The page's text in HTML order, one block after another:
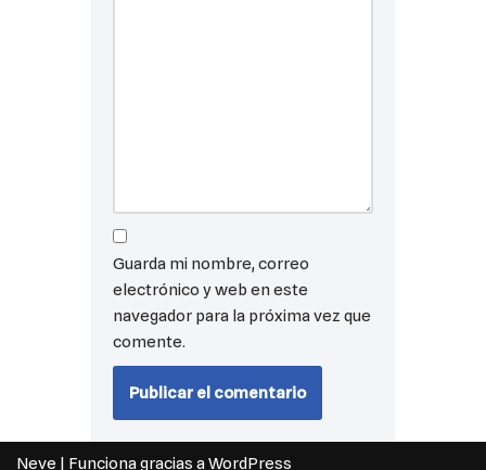
Guarda mi nombre, correo
electrónico y web en este
navegador para la próxima vez que
comente.
Neve | Funciona gracias aWordPress